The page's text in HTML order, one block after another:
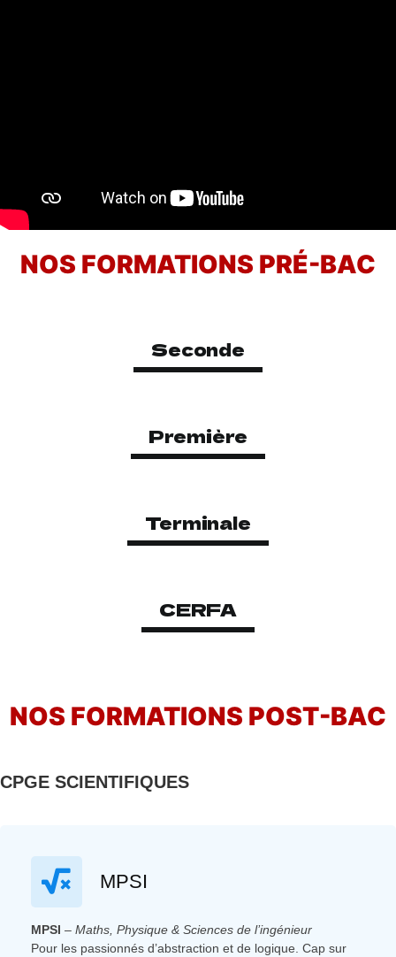
NOS FORMATIONS PRÉ-BAC
Seconde
Première
Terminale
CERFA
NOS FORMATIONS POST-BAC
CPGE SCIENTIFIQUES
MPSI
MPSI – Maths, Physique & Sciences de l’ingénieur
Pour les passionnés d’abstraction et de logique. Cap sur